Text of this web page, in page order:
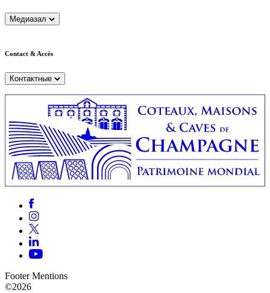
Медиазал
Contact & Accès
Контактные
Footer Mentions
©2026